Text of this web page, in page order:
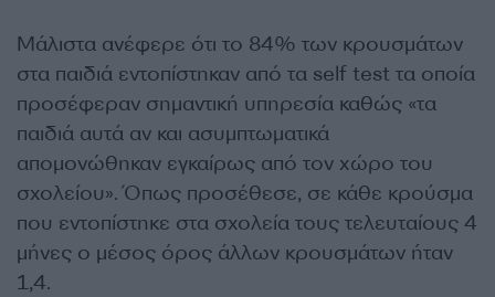
Μάλιστα ανέφερε ότι το 84% των κρουσμάτων
στα παιδιά εντοπίστηκαν από τα self test τα οποία
προσέφεραν σημαντική υπηρεσία καθώς «τα
παιδιά αυτά αν και ασυμπτωματικά
απομονώθηκαν εγκαίρως από τον χώρο του
σχολείου». Όπως προσέθεσε, σε κάθε κρούσμα
που εντοπίστηκε στα σχολεία τους τελευταίους 4
μήνες ο μέσος όρος άλλων κρουσμάτων ήταν
1,4.